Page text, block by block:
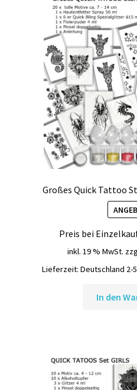
Großes Quick Tattoo
Preis bei
inkl. 19 % MwSt.
Lieferzeit: Deutschland 2-
In den